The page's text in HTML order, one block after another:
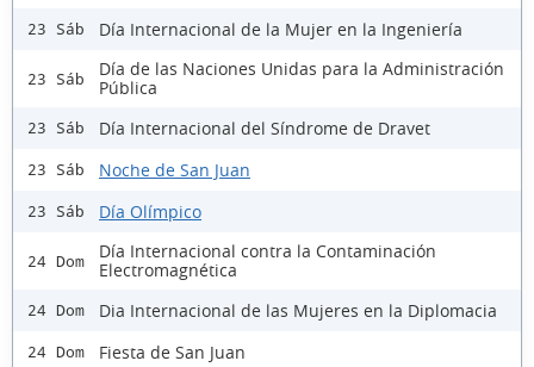
23 Sáb Día Internacional de la Mujer en la Ingeniería
23 Sáb
Día de las Naciones Unidas para la Administración
Pública
23 Sáb Día Internacional del Síndrome de Dravet
23 Sáb Noche de San Juan
23 Sáb Día Olímpico
24 Dom
Día Internacional contra la Contaminación
Electromagnética
24 Dom Dia Internacional de las Mujeres en la Diplomacia
24 Dom Fiesta de San Juan